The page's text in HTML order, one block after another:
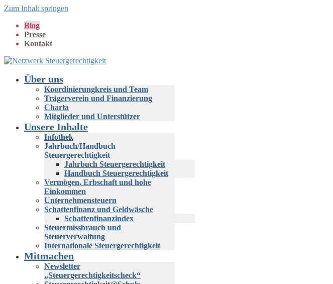
Zum Inhalt springen
Blog
Presse
Kontakt
Über uns
Koordinierungkreis und Team
Trägerverein und Finanzierung
Charta
Mitglieder und Unterstützer
Unsere Inhalte
Infothek
Jahrbuch/Handbuch
Steuergerechtigkeit
Jahrbuch Steuergerechtigkeit
Handbuch Steuergerechtigkeit
Vermögen, Erbschaft und hohe
Einkommen
Unternehmensteuern
Schattenfinanz und Geldwäsche
Schattenfinanzindex
Steuermissbrauch und
Steuerverwaltung
Internationale Steuergerechtigkeit
Mitmachen
Newsletter
„Steuergerechtigkeitscheck“